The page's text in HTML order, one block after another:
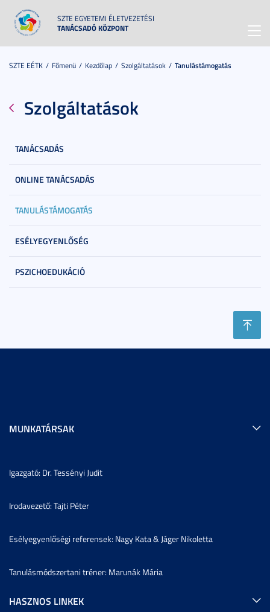
SZTE EGYETEMI ÉLETVEZETÉSI
TANÁCSADÓ KÖZPONT
SZTE EÉTK Főmenü Kezdőlap Szolgáltatások Tanulástámogatás
Szolgáltatások
TANÁCSADÁS
ONLINE TANÁCSADÁS
TANULÁSTÁMOGATÁS
ESÉLYEGYENLŐSÉG
PSZICHOEDUKÁCIÓ
MUNKATÁRSAK
Igazgató: Dr. Tessényi Judit
Irodavezető: Tajti Péter
Esélyegyenlőségi referensek: Nagy Kata & Jáger Nikoletta
Tanulásmódszertani tréner: Marunák Mária
HASZNOS LINKEK